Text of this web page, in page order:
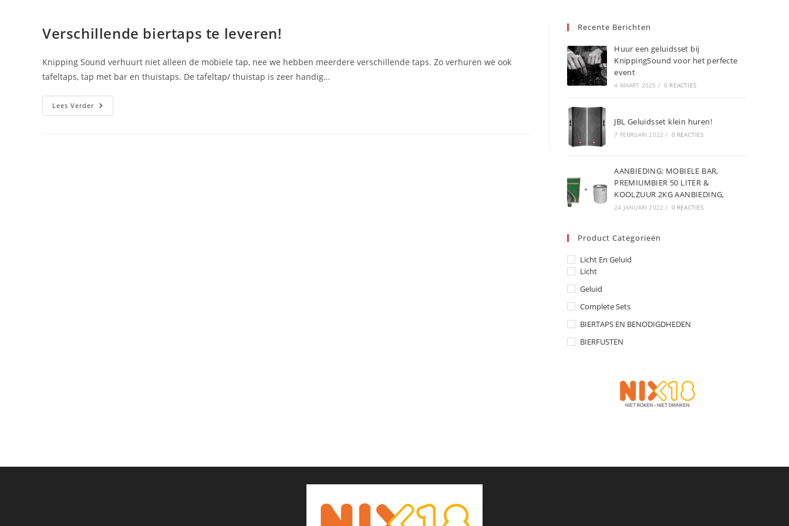
Verschillende biertaps te leveren!
Knipping Sound verhuurt niet alleen de mobiele tap, nee we hebben meerdere verschillende taps. Zo verhuren we ook
tafeltaps, tap met bar en thuistaps. De tafeltap/ thuistap is zeer handig…
Lees VerderVerschillende
Biertaps
Recente Berichten
Huur een geluidsset bij
KnippingSound voor het perfecte
event
4 MAART 2025 / 0 REACTIES
JBL Geluidsset klein huren!
7 FEBRUARI 2022 / 0 REACTIES
AANBIEDING: MOBIELE BAR,
PREMIUMBIER 50 LITER &
KOOLZUUR 2KG AANBIEDING,
24 JANUARI 2022 / 0 REACTIES
Product Categorieën
Licht En Geluid
Licht
Geluid
Complete Sets
BIERTAPS EN BENODIGDHEDEN
BIERFUSTEN